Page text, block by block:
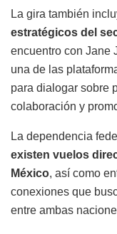
La gira también
estratégicos del
encuentro con Jane
una de las
para dialogar sobre
colaboración y
La dependencia
existen vuelos
México, así como
conexiones que
entre ambas